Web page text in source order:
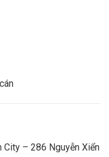
City – 286 Nguyễn Xiển